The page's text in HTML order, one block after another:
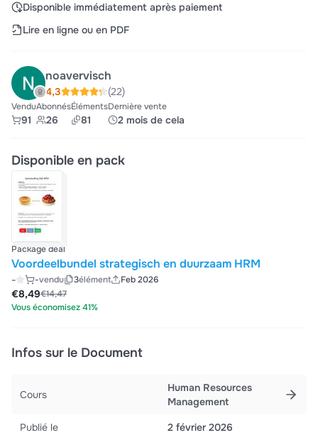
Disponible immédiatement après paiement
Lire en ligne ou en PDF
noavervisch
4,3 (22)
Vendu
91
Abonnés
26
Éléments
81
Dernière vente
2 mois de cela
Disponible en pack
Package deal
Voordeelbundel strategisch en duurzaam HRM
- -vendu 3élément
Feb 2026
€14,47
€8,49
Vous économisez 41%
Infos sur le Document
Cours
Human Resources
Management
Publié le
2 février 2026